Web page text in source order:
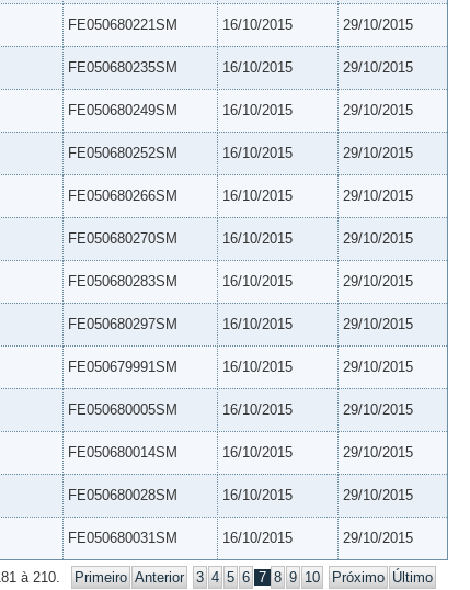
FE050680221SM 16/10/2015 29/10/2015
FE050680235SM 16/10/2015 29/10/2015
FE050680249SM 16/10/2015 29/10/2015
FE050680252SM 16/10/2015 29/10/2015
FE050680266SM 16/10/2015 29/10/2015
FE050680270SM 16/10/2015 29/10/2015
FE050680283SM 16/10/2015 29/10/2015
FE050680297SM 16/10/2015 29/10/2015
FE050679991SM 16/10/2015 29/10/2015
FE050680005SM 16/10/2015 29/10/2015
FE050680014SM 16/10/2015 29/10/2015
FE050680028SM 16/10/2015 29/10/2015
FE050680031SM 16/10/2015 29/10/2015
à 210. Primeiro Anterior 3 4 5 6 7 8 9 10 Próximo Último